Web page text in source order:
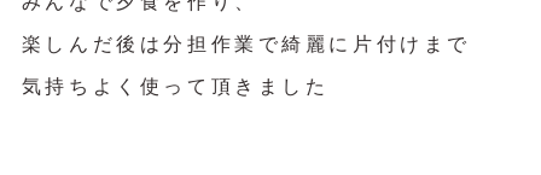
楽しんだ後は分担作業で綺麗に片付けまで
気持ちよく使って頂きました